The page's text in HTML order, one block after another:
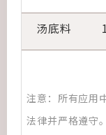
汤底料
注意：所有应用
法律并严格遵守